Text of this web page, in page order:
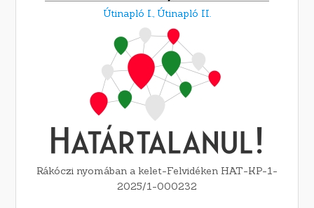
Útinapló I., Útinapló II.
Rákóczi nyomában a kelet-Felvidéken HAT-KP-1-
2025/1-000232